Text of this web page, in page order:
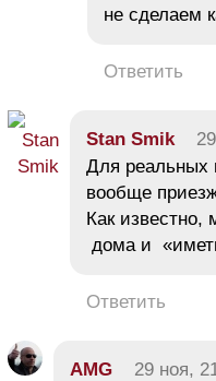
не сделаем
Ответить
Stan Smik
Для реальных
вообще
Как известно,
дома и
Ответить
AMG 29 ноя,